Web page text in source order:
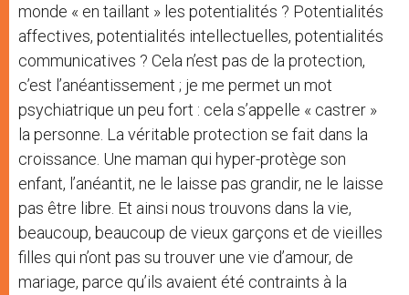
monde « en taillant » les potentialités ? Potentialités
affectives, potentialités intellectuelles, potentialités
communicatives ? Cela n’est pas de la protection,
c’est l’anéantissement ; je me permet un mot
psychiatrique un peu fort : cela s’appelle « castrer »
la personne. La véritable protection se fait dans la
croissance. Une maman qui hyper-protège son
enfant, l’anéantit, ne le laisse pas grandir, ne le laisse
pas être libre. Et ainsi nous trouvons dans la vie,
beaucoup, beaucoup de vieux garçons et de vieilles
filles qui n’ont pas su trouver une vie d’amour, de
mariage, parce qu’ils avaient été contraints à la